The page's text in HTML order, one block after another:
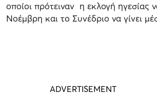
οποίοι πρότειναν η εκλογή ηγεσίας
Νοέμβρη και το Συνέδριο να γίνει